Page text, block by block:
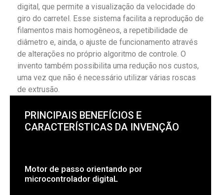
digital, que permite a visualização da velocidade do
giro do carretel. Esse sistema facilita a reprodução de
filamentos mais homogêneos, a repetibilidade de
diâmetro e, ainda, o ajuste de funcionamento através
de alterações no próprio algoritmo de controle. O
invento também possibilita uma redução nos custos,
uma vez que não é necessário utilizar várias roscas
de extrusão.
PRINCIPAIS BENEFÍCIOS E
CARACTERÍSTICAS DA INVENÇÃO
Motor de passo orientando por
microcontrolador digitaL